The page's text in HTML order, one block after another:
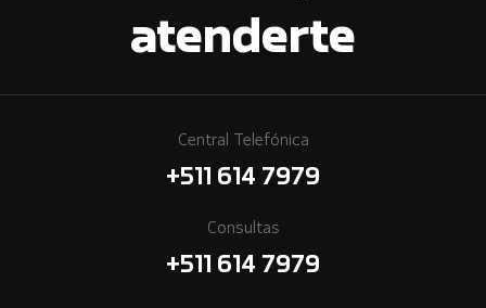
atenderte
Central Telefónica
+511 614 7979
Consultas
+511 614 7979